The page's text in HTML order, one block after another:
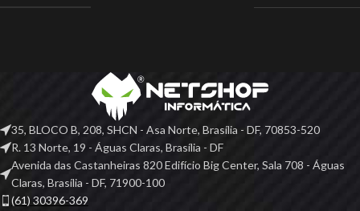
35, BLOCO B, 208, SHCN - Asa Norte, Brasília - DF, 70853-520
R. 13 Norte, 19 - Águas Claras, Brasília - DF
Avenida das Castanheiras 820 Edifício Big Center, Sala 708 - Águas
Claras, Brasília - DF, 71900-100
(61) 30396-369